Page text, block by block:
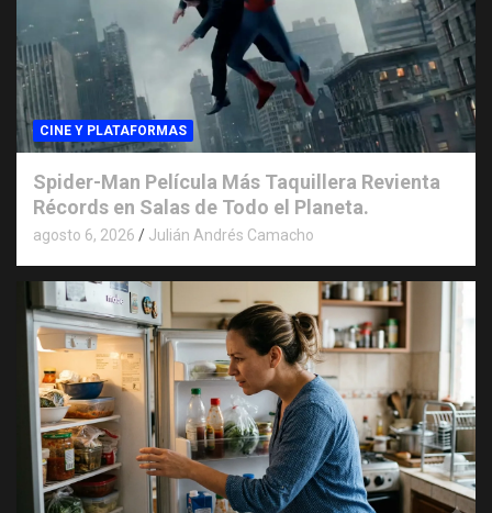
CINE Y PLATAFORMAS
Spider-Man Película Más Taquillera Revienta
Récords en Salas de Todo el Planeta.
agosto 6, 2026 Julián Andrés Camacho